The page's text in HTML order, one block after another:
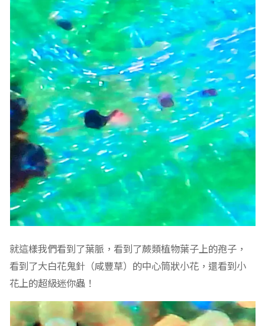
就這樣我們看到了葉脈，看到了蕨類植物葉子上的孢子，
看到了大白花鬼針（咸豐草）的中心筒狀小花，還看到小
花上的超級迷你蟲！